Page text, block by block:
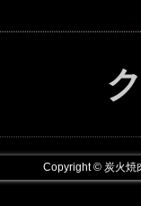
Copyright © 炭火焼